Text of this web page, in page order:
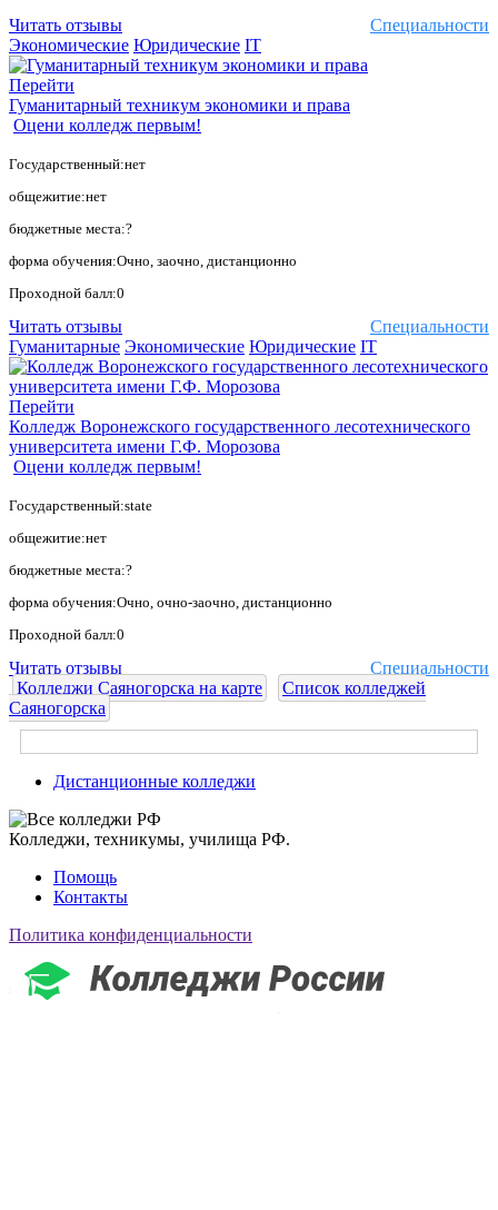
Специальности
Читать отзывы
Экономические Юридические IT
Перейти
Гуманитарный техникум экономики и права
Оцени колледж первым!
Государственный:нет
общежитие:нет
бюджетные места:?
форма обучения:Очно, заочно, дистанционно
Проходной балл:0
Специальности
Читать отзывы
Гуманитарные Экономические Юридические IT
Перейти
Колледж Воронежского государственного лесотехнического
университета имени Г.Ф. Морозова
Оцени колледж первым!
Государственный:state
общежитие:нет
бюджетные места:?
форма обучения:Очно, очно-заочно, дистанционно
Проходной балл:0
Специальности
Читать отзывы
Колледжи Саяногорска на карте
Список колледжей
Саяногорска
Дистанционные колледжи
Колледжи, техникумы, училища РФ.
Помощь
Контакты
Политика конфиденциальности